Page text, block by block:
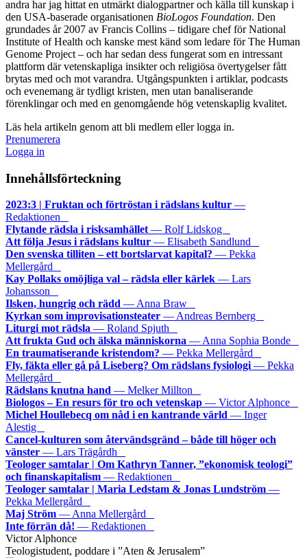
andra har jag hittat en utmärkt dialogpartner och källa till kunskap i
den USA-baserade organisationen BioLogos Foundation. Den
grundades år 2007 av Francis Collins – tidigare chef för National
Institute of Health och kanske mest känd som ledare för The Human
Genome Project – och har sedan dess fungerat som en intressant
plattform där vetenskapliga insikter och religiösa övertygelser fått
brytas med och mot varandra. Utgångspunkten i artiklar, podcasts
och evenemang är tydligt kristen, men utan banaliserande
förenklingar och med en genomgående hög vetenskaplig kvalitet.
Läs hela artikeln genom att bli medlem eller logga in.
Prenumerera
Logga in
Innehållsförteckning
2023:3 | Fruktan och förtröstan i rädslans kultur —
Redaktionen
Flytande rädsla i risksamhället — Rolf Lidskog
Att följa Jesus i rädslans kultur — Elisabeth Sandlund
Den svenska tilliten – ett bortslarvat kapital? — Pekka
Mellergård
Kay Pollaks omöjliga val – rädsla eller kärlek — Lars
Johansson
Ilsken, hungrig och rädd — Anna Braw
Kyrkan som improvisationsteater — Andreas Bernberg
Liturgi mot rädsla — Roland Spjuth
Att frukta Gud och älska människorna — Anna Sophia Bonde
En traumatiserande kristendom? — Pekka Mellergård
Fly, fäkta eller gå på Liseberg? Om rädslans fysiologi — Pekka
Mellergård
Rädslans knutna hand — Melker Millton
Biologos – En resurs för tro och vetenskap — Victor Alphonce
Michel Houllebecq om nåd i en kantrande värld — Inger
Alestig
Cancel-kulturen som återvändsgränd – både till höger och
vänster — Lars Trägårdh
Teologer samtalar | Om Kathryn Tanner, ”ekonomisk teologi”
och finanskapitalism — Redaktionen
Teologer samtalar | Maria Ledstam & Jonas Lundström —
Pekka Mellergård
Maj Ström — Anna Mellergård
Inte förrän då! — Redaktionen
Victor Alphonce
Teologistudent, poddare i ”Aten & Jerusalem”